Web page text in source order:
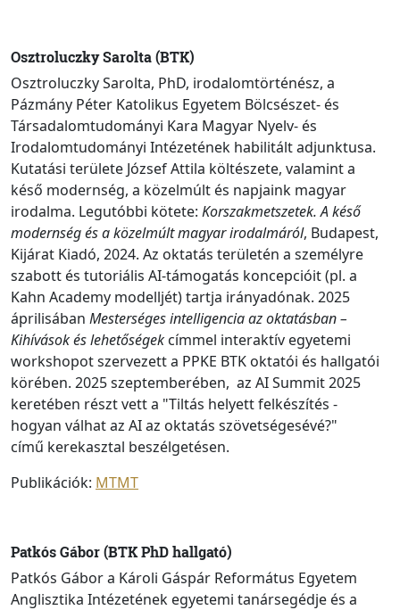
Osztroluczky Sarolta (BTK)
Osztroluczky Sarolta, PhD, irodalomtörténész, a
Pázmány Péter Katolikus Egyetem Bölcsészet- és
Társadalomtudományi Kara Magyar Nyelv- és
Irodalomtudományi Intézetének habilitált adjunktusa.
Kutatási területe József Attila költészete, valamint a
késő modernség, a közelmúlt és napjaink magyar
irodalma. Legutóbbi kötete: Korszakmetszetek. A késő
modernség és a közelmúlt magyar irodalmáról, Budapest,
Kijárat Kiadó, 2024. Az oktatás területén a személyre
szabott és tutoriális AI-támogatás koncepcióit (pl. a
Kahn Academy modelljét) tartja irányadónak. 2025
áprilisában Mesterséges intelligencia az oktatásban –
Kihívások és lehetőségek címmel interaktív egyetemi
workshopot szervezett a PPKE BTK oktatói és hallgatói
körében. 2025 szeptemberében, az AI Summit 2025
keretében részt vett a "Tiltás helyett felkészítés -
hogyan válhat az AI az oktatás szövetségesévé?"
című kerekasztal beszélgetésen.
Publikációk: MTMT
Patkós Gábor (BTK PhD hallgató)
Patkós Gábor a Károli Gáspár Református Egyetem
Anglisztika Intézetének egyetemi tanársegédje és a